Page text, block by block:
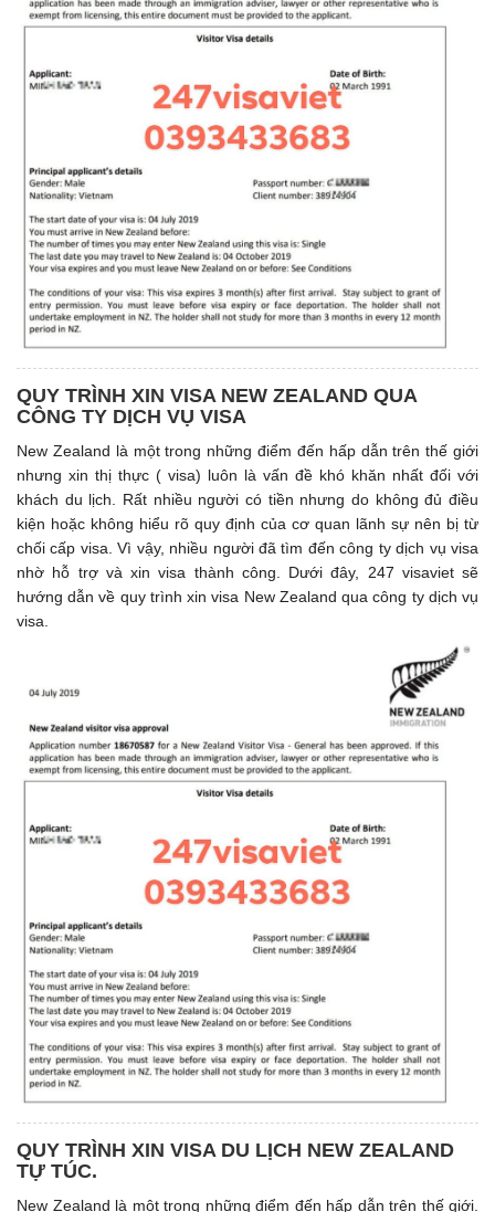
QUY TRÌNH XIN VISA NEW ZEALAND QUA
CÔNG TY DỊCH VỤ VISA
New Zealand là một trong những điểm đến hấp dẫn trên thế giới
nhưng xin thị thực ( visa) luôn là vấn đề khó khăn nhất đối với
khách du lịch. Rất nhiều người có tiền nhưng do không đủ điều
kiện hoặc không hiểu rõ quy định của cơ quan lãnh sự nên bị từ
chối cấp visa. Vì vậy, nhiều người đã tìm đến công ty dịch vụ visa
nhờ hỗ trợ và xin visa thành công. Dưới đây, 247 visaviet sẽ
hướng dẫn về quy trình xin visa New Zealand qua công ty dịch vụ
visa.
QUY TRÌNH XIN VISA DU LỊCH NEW ZEALAND
TỰ TÚC.
New Zealand là một trong những điểm đến hấp dẫn trên thế giới.